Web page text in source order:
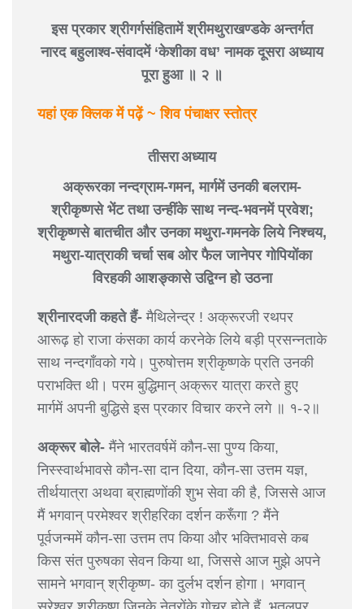
इस प्रकार श्रीगर्गसंहितामें श्रीमथुराखण्डके अन्तर्गत
नारद बहुलाश्व-संवादमें ‘केशीका वध’ नामक दूसरा अध्याय
पूरा हुआ ॥ २ ॥
यहां एक क्लिक में पढ़ें ~ शिव पंचाक्षर स्तोत्र
तीसरा अध्याय
अक्रूरका नन्दग्राम-गमन, मार्गमें उनकी बलराम-
श्रीकृष्णसे भेंट तथा उन्हींके साथ नन्द-भवनमें प्रवेश;
श्रीकृष्णसे बातचीत और उनका मथुरा-गमनके लिये निश्चय,
मथुरा-यात्राकी चर्चा सब ओर फैल जानेपर गोपियोंका
विरहकी आशङ्कासे उद्विग्न हो उठना
श्रीनारदजी कहते हैं- मैथिलेन्द्र ! अक्रूरजी रथपर
आरूढ़ हो राजा कंसका कार्य करनेके लिये बड़ी प्रसन्नताके
साथ नन्दगाँवको गये। पुरुषोत्तम श्रीकृष्णके प्रति उनकी
पराभक्ति थी। परम बुद्धिमान् अक्रूर यात्रा करते हुए
मार्गमें अपनी बुद्धिसे इस प्रकार विचार करने लगे ॥ १-२॥
अक्रूर बोले- मैंने भारतवर्षमें कौन-सा पुण्य किया,
निस्स्वार्थभावसे कौन-सा दान दिया, कौन-सा उत्तम यज्ञ,
तीर्थयात्रा अथवा ब्राह्मणोंकी शुभ सेवा की है, जिससे आज
मैं भगवान् परमेश्वर श्रीहरिका दर्शन करूँगा ? मैंने
पूर्वजन्ममें कौन-सा उत्तम तप किया और भक्तिभावसे कब
किस संत पुरुषका सेवन किया था, जिससे आज मुझे अपने
सामने भगवान् श्रीकृष्ण- का दुर्लभ दर्शन होगा। भगवान्